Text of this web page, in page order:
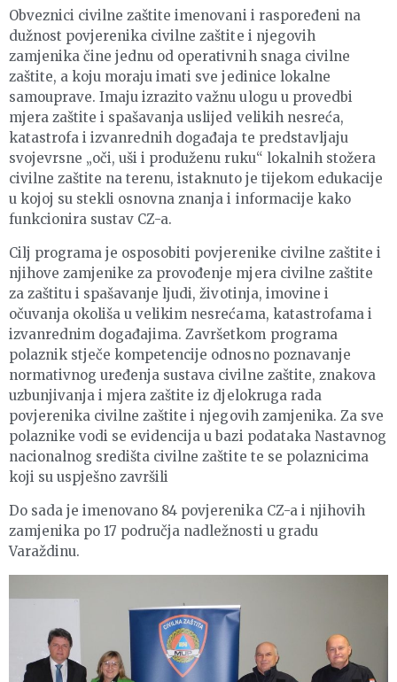
Obveznici civilne zaštite imenovani i raspoređeni na
dužnost povjerenika civilne zaštite i njegovih
zamjenika čine jednu od operativnih snaga civilne
zaštite, a koju moraju imati sve jedinice lokalne
samouprave. Imaju izrazito važnu ulogu u provedbi
mjera zaštite i spašavanja uslijed velikih nesreća,
katastrofa i izvanrednih događaja te predstavljaju
svojevrsne „oči, uši i produženu ruku“ lokalnih stožera
civilne zaštite na terenu, istaknuto je tijekom edukacije
u kojoj su stekli osnovna znanja i informacije kako
funkcionira sustav CZ-a.
Cilj programa je osposobiti povjerenike civilne zaštite i
njihove zamjenike za provođenje mjera civilne zaštite
za zaštitu i spašavanje ljudi, životinja, imovine i
očuvanja okoliša u velikim nesrećama, katastrofama i
izvanrednim događajima. Završetkom programa
polaznik stječe kompetencije odnosno poznavanje
normativnog uređenja sustava civilne zaštite, znakova
uzbunjivanja i mjera zaštite iz djelokruga rada
povjerenika civilne zaštite i njegovih zamjenika. Za sve
polaznike vodi se evidencija u bazi podataka Nastavnog
nacionalnog središta civilne zaštite te se polaznicima
koji su uspješno završili
Do sada je imenovano 84 povjerenika CZ-a i njihovih
zamjenika po 17 područja nadležnosti u gradu
Varaždinu.